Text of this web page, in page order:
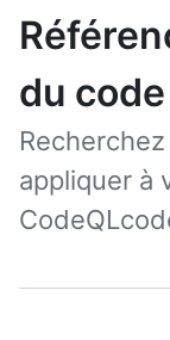
du
appliquer à